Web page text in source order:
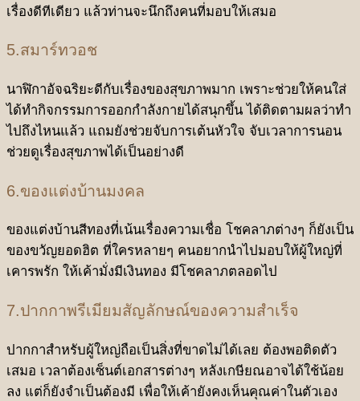
เรื่องดีทีเดียว แล้วท่านจะนึกถึงคนที่มอบให้เสมอ
5.สมาร์ทวอช
นาฬิกาอัจฉริยะดีกับเรื่องของสุขภาพมาก เพราะช่วยให้คนใส่
ได้ทำกิจกรรมการออกกำลังกายได้สนุกขึ้น ได้ติดตามผลว่าทำ
ไปถึงไหนแล้ว แถมยังช่วยจับการเต้นหัวใจ จับเวลาการนอน
ช่วยดูเรื่องสุขภาพได้เป็นอย่างดี
6.ของแต่งบ้านมงคล
ของแต่งบ้านสีทองที่เน้นเรื่องความเชื่อ โชคลาภต่างๆ ก็ยังเป็น
ของขวัญยอดฮิต ที่ใครหลายๆ คนอยากนำไปมอบให้ผู้ใหญ่ที่
เคารพรัก ให้เค้ามั่งมีเงินทอง มีโชคลาภตลอดไป
7.ปากกาพรีเมียมสัญลักษณ์ของความสำเร็จ
ปากกาสำหรับผู้ใหญ่ถือเป็นสิ่งที่ขาดไม่ได้เลย ต้องพอติดตัว
เสมอ เวลาต้องเซ็นต์เอกสารต่างๆ หลังเกษียณอาจได้ใช้น้อย
ลง แต่ก็ยังจำเป็นต้องมี เพื่อให้เค้ายังคงเห็นคุณค่าในตัวเอง